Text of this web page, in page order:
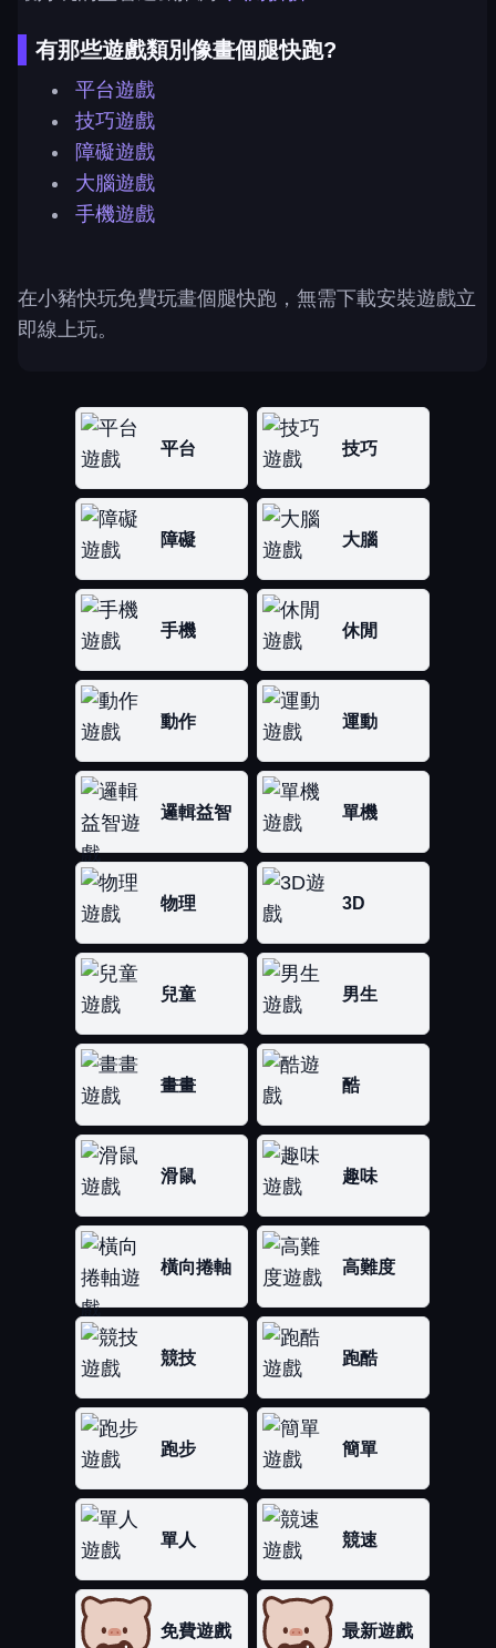
有那些遊戲類別像畫個腿快跑?
平台遊戲
技巧遊戲
障礙遊戲
大腦遊戲
手機遊戲
在小豬快玩免費玩畫個腿快跑，無需下載安裝遊戲立
即線上玩。
平台 技巧
障礙 大腦
手機 休閒
動作 運動
邏輯益智 單機
物理 3D
兒童 男生
畫畫 酷
滑鼠 趣味
橫向捲軸 高難度
競技 跑酷
跑步 簡單
單人 競速
免費遊戲 最新遊戲